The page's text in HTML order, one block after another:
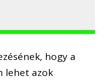
hogy a
lehet azok